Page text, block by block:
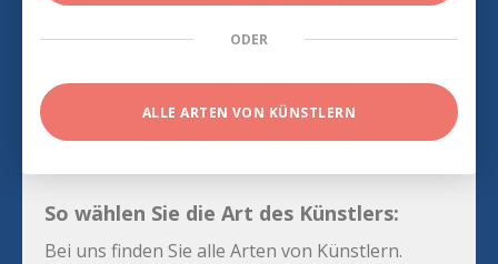
ODER
ALLE ARTEN VON KÜNSTLERN
So wählen Sie die Art des Künstlers:
Bei uns finden Sie alle Arten von Künstlern.